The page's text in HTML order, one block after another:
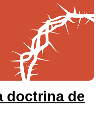
doctrina de